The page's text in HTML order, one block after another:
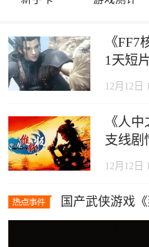
《
1天短
12月12日
《人
支线剧
12月12日
国产武侠游戏